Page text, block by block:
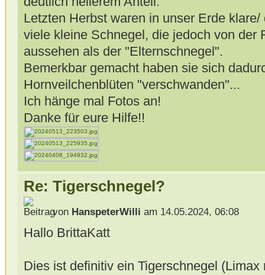
Letzten Herbst waren in unser Erde
viele kleine Schnegel, die jedoch von der
aussehen als der "Elternschnegel".
Bemerkbar gemacht haben sie sich
Hornveilchenblüten "verschwanden"...
Ich hänge mal Fotos an!
Danke für eure Hilfe!!
Re: Tigerschnegel?
von HanspeterWilli am 14.05.2024, 06:08
Hallo BrittaKatt
Dies ist definitiv ein Tigerschnegel (Limax